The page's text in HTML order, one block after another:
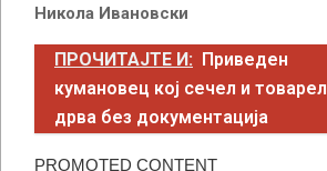
Никола Ивановски
ПРОЧИТАЈТЕ И: Приведен
кумановец кој сечел и товарел
дрва без документација